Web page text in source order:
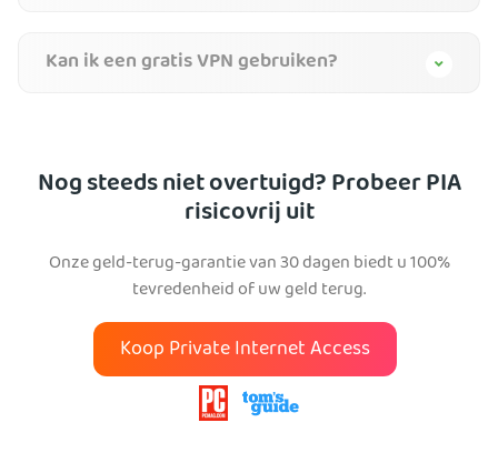
Kan ik een gratis VPN gebruiken?
Nog steeds niet overtuigd? Probeer PIA
risicovrij uit
Onze geld-terug-garantie van 30 dagen biedt u 100%
tevredenheid of uw geld terug.
Koop Private Internet Access